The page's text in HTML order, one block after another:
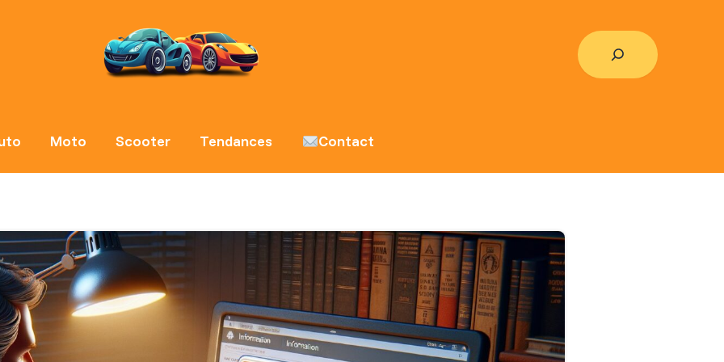
Rechercher
Moto Scooter Tendances Contact